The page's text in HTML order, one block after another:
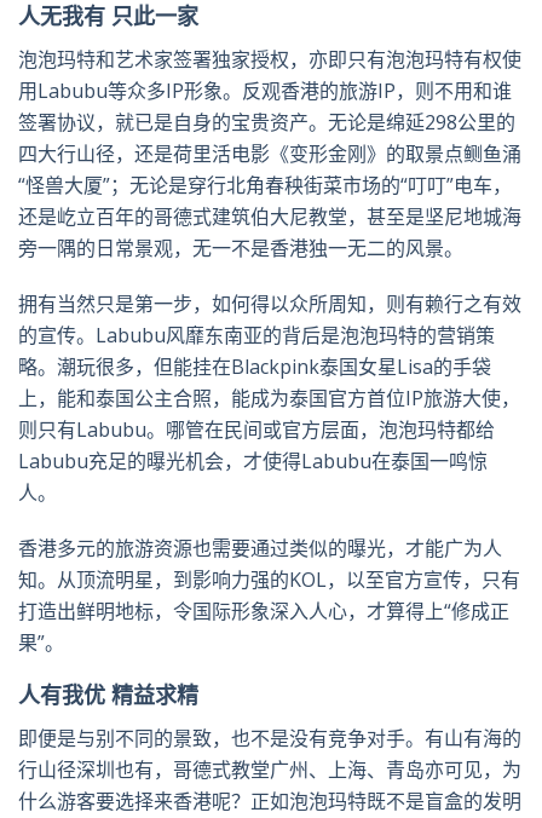
人无我有 只此一家
泡泡玛特和艺术家签署独家授权，亦即只有泡泡玛特有权使
用Labubu等众多IP形象。反观香港的旅游IP，则不用和谁
签署协议，就已是自身的宝贵资产。无论是绵延298公里的
四大行山径，还是荷里活电影《变形金刚》的取景点鲗鱼涌
“怪兽大厦”；无论是穿行北角春秧街菜市场的“叮叮”电车，
还是屹立百年的哥德式建筑伯大尼教堂，甚至是坚尼地城海
旁一隅的日常景观，无一不是香港独一无二的风景。
拥有当然只是第一步，如何得以众所周知，则有赖行之有效
的宣传。Labubu风靡东南亚的背后是泡泡玛特的营销策
略。潮玩很多，但能挂在Blackpink泰国女星Lisa的手袋
上，能和泰国公主合照，能成为泰国官方首位IP旅游大使，
则只有Labubu。哪管在民间或官方层面，泡泡玛特都给
Labubu充足的曝光机会，才使得Labubu在泰国一鸣惊
人。
香港多元的旅游资源也需要通过类似的曝光，才能广为人
知。从顶流明星，到影响力强的KOL，以至官方宣传，只有
打造出鲜明地标，令国际形象深入人心，才算得上“修成正
果”。
人有我优 精益求精
即便是与别不同的景致，也不是没有竞争对手。有山有海的
行山径深圳也有，哥德式教堂广州、上海、青岛亦可见，为
什么游客要选择来香港呢？正如泡泡玛特既不是盲盒的发明